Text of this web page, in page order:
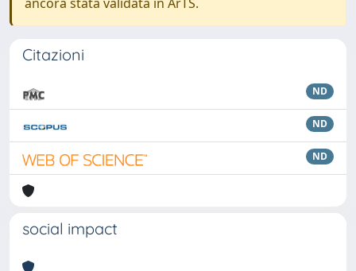
Citazioni
ND
ND
ND
social impact